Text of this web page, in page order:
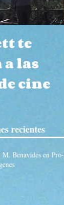
te
las
cine
recientes
M. Benavides en Pro-